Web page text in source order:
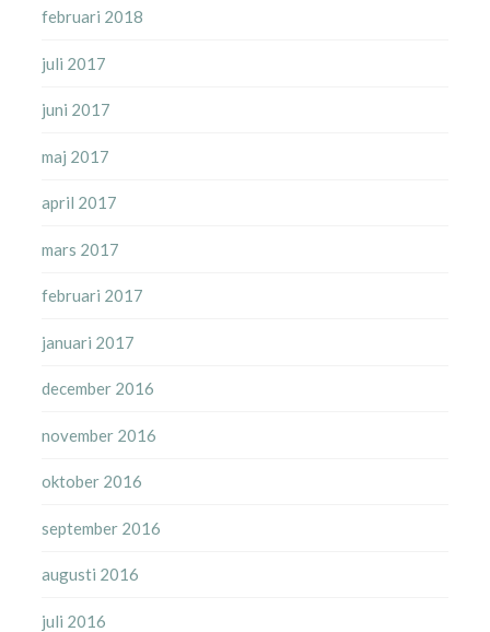
februari 2018
juli 2017
juni 2017
maj 2017
april 2017
mars 2017
februari 2017
januari 2017
december 2016
november 2016
oktober 2016
september 2016
augusti 2016
juli 2016